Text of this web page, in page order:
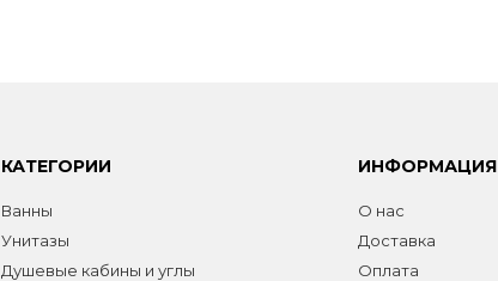
КАТЕГОРИИ
Ванны
Унитазы
Душевые кабины и углы
ИНФОРМАЦИЯ
О нас
Доставка
Оплата